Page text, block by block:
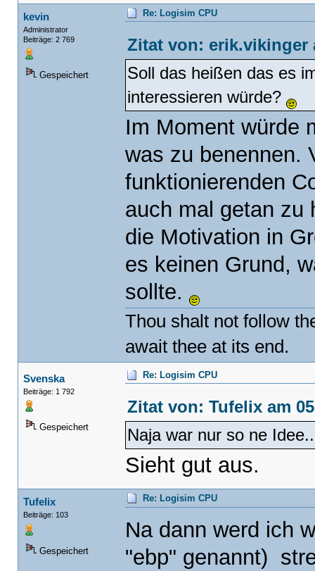
kevin
Administrator
Beiträge: 2 769
Gespeichert
Re: Logisim CPU
Zitat von: erik.vikinger
Soll das heißen das es
interessieren würde?
Im Moment würde
was zu benennen.
funktionierenden
auch mal getan zu
die Motivation in
es keinen Grund,
sollte.
Thou shalt not follow
await thee at its end.
Svenska
Beiträge: 1 792
Gespeichert
Re: Logisim CPU
Zitat von: Tufelix am
Naja war nur so ne
Sieht gut aus.
Tufelix
Beiträge: 103
Gespeichert
Re: Logisim CPU
Na dann werd ich
"ebp" genannt)